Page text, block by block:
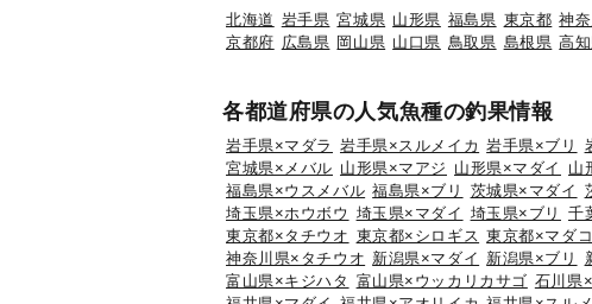
北海道 岩手県 宮城県 山形県 福島県 東京都 神
京都府 広島県 岡山県 山口県 鳥取県 島根県 高
各都道府県の人気魚種の釣果情報
岩手県×マダラ 岩手県×スルメイカ 岩手県×ブリ
宮城県×メバル 山形県×マアジ 山形県×マダイ 山
福島県×ウスメバル 福島県×ブリ 茨城県×マダイ
埼玉県×ホウボウ 埼玉県×マダイ 埼玉県×ブリ 千
東京都×タチウオ 東京都×シロギス 東京都×マダコ
神奈川県×タチウオ 新潟県×マダイ 新潟県×ブリ
富山県×キジハタ 富山県×ウッカリカサゴ 石川県